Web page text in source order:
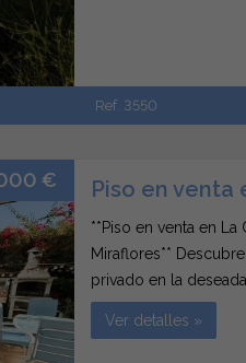
Ref. 3550
€ Piso en venta
**Piso en venta en
Miraflores**
privado en la
La Cala de Mijas.
Ver detalles »